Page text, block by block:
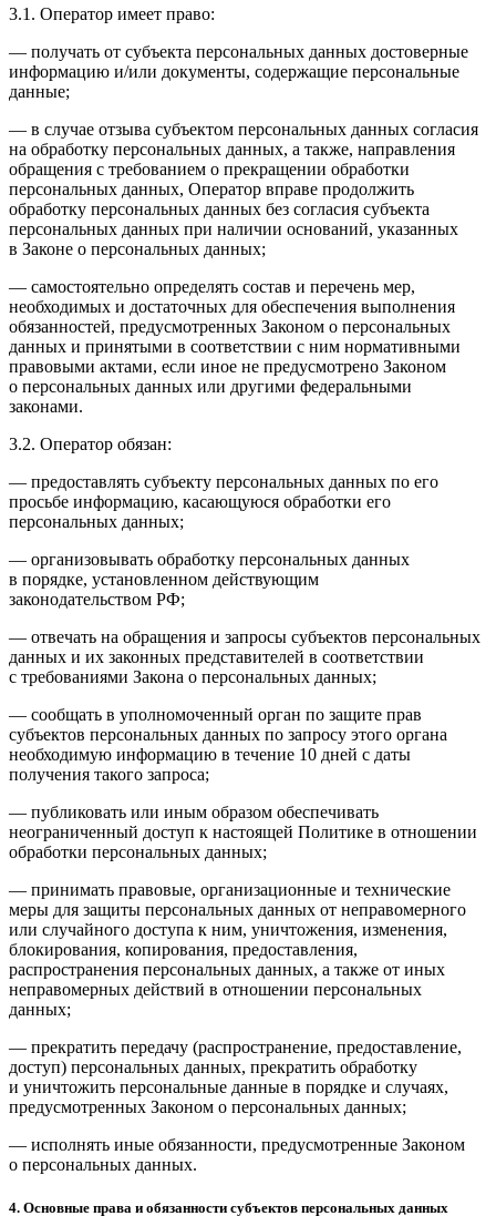
3.1. Оператор имеет право:
— получать от субъекта персональных данных достоверные
информацию и/или документы, содержащие персональные
данные;
— в случае отзыва субъектом персональных данных согласия
на обработку персональных данных, а также, направления
обращения с требованием о прекращении обработки
персональных данных, Оператор вправе продолжить
обработку персональных данных без согласия субъекта
персональных данных при наличии оснований, указанных
в Законе о персональных данных;
— самостоятельно определять состав и перечень мер,
необходимых и достаточных для обеспечения выполнения
обязанностей, предусмотренных Законом о персональных
данных и принятыми в соответствии с ним нормативными
правовыми актами, если иное не предусмотрено Законом
о персональных данных или другими федеральными
законами.
3.2. Оператор обязан:
— предоставлять субъекту персональных данных по его
просьбе информацию, касающуюся обработки его
персональных данных;
— организовывать обработку персональных данных
в порядке, установленном действующим
законодательством РФ;
— отвечать на обращения и запросы субъектов персональных
данных и их законных представителей в соответствии
с требованиями Закона о персональных данных;
— сообщать в уполномоченный орган по защите прав
субъектов персональных данных по запросу этого органа
необходимую информацию в течение 10 дней с даты
получения такого запроса;
— публиковать или иным образом обеспечивать
неограниченный доступ к настоящей Политике в отношении
обработки персональных данных;
— принимать правовые, организационные и технические
меры для защиты персональных данных от неправомерного
или случайного доступа к ним, уничтожения, изменения,
блокирования, копирования, предоставления,
распространения персональных данных, а также от иных
неправомерных действий в отношении персональных
данных;
— прекратить передачу (распространение, предоставление,
доступ) персональных данных, прекратить обработку
и уничтожить персональные данные в порядке и случаях,
предусмотренных Законом о персональных данных;
— исполнять иные обязанности, предусмотренные Законом
о персональных данных.
4. Основные права и обязанности субъектов персональных данных